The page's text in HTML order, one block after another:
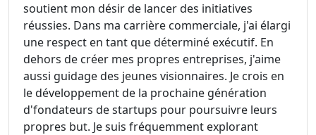
soutient mon désir de lancer des initiatives
réussies. Dans ma carrière commerciale, j'ai élargi
une respect en tant que déterminé exécutif. En
dehors de créer mes propres entreprises, j'aime
aussi guidage des jeunes visionnaires. Je crois en
le développement de la prochaine génération
d'fondateurs de startups pour poursuivre leurs
propres but. Je suis fréquemment explorant